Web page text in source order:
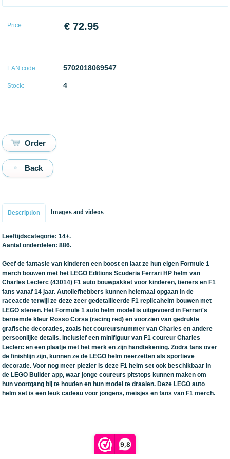
9,8
Price: € 72.95
EAN code: 5702018069547
Stock: 4
Back
Description Images and videos
Leeftijdscategorie: 14+.
Aantal onderdelen: 886.
Geef de fantasie van kinderen een boost en laat ze hun eigen Formule 1
merch bouwen met het LEGO Editions Scuderia Ferrari HP helm van
Charles Leclerc (43014) F1 auto bouwpakket voor kinderen, tieners en F1
fans vanaf 14 jaar. Autoliefhebbers kunnen helemaal opgaan in de
raceactie terwijl ze deze zeer gedetailleerde F1 replicahelm bouwen met
LEGO stenen. Het Formule 1 auto helm model is uitgevoerd in Ferrari's
beroemde kleur Rosso Corsa (racing red) en voorzien van gedrukte
grafische decoraties, zoals het coureursnummer van Charles en andere
persoonlijke details. Inclusief een minifiguur van F1 coureur Charles
Leclerc en een plaatje met het merk en zijn handtekening. Zodra fans over
de finishlijn zijn, kunnen ze de LEGO helm neerzetten als sportieve
decoratie. Voor nog meer plezier is deze F1 helm set ook beschikbaar in
de LEGO Builder app, waar jonge coureurs pitstops kunnen maken om
hun voortgang bij te houden en hun model te draaien. Deze LEGO auto
helm set is een leuk cadeau voor jongens, meisjes en fans van F1 merch.